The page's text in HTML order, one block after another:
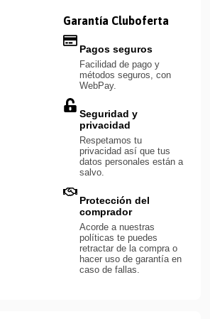
Garantía Cluboferta
Pagos seguros
Facilidad de pago y
métodos seguros, con
WebPay.
Seguridad y
privacidad
Respetamos tu
privacidad así que tus
datos personales están a
salvo.
Protección del
comprador
Acorde a nuestras
políticas te puedes
retractar de la compra o
hacer uso de garantía en
caso de fallas.